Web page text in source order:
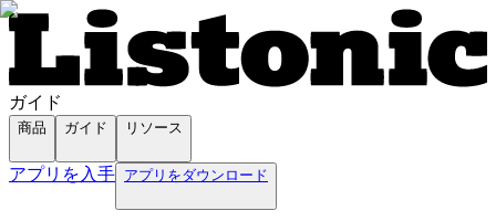
ガイド
商品 ガイド リソース
アプリを入手 アプリをダウンロード